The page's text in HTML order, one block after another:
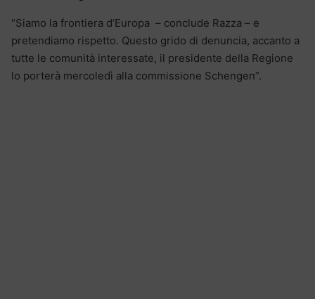
“Siamo la frontiera d’Europa – conclude Razza – e
pretendiamo rispetto. Questo grido di denuncia, accanto a
tutte le comunità interessate, il presidente della Regione
lo porterà mercoledì alla commissione Schengen”.